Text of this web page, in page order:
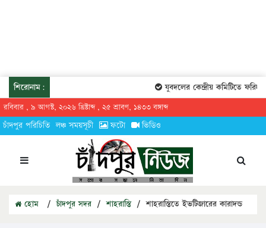
শিরোনাম: যুবদলের কেন্দ্রীয় কমিটিতে
রবিবার , ৯ আগস্ট, ২০২৬ খ্রিষ্টাব্দ , ২৫ শ্রাবণ, ১৪৩৩ বঙ্গাব্দ
চাঁদপুর পরিচিতি লঞ্চ সময়সূচী ফটো ভিডিও
হোম / চাঁদপুর সদর / শাহরাস্তি / শাহরাস্তিতে ইভটিজারের কারাদন্ড